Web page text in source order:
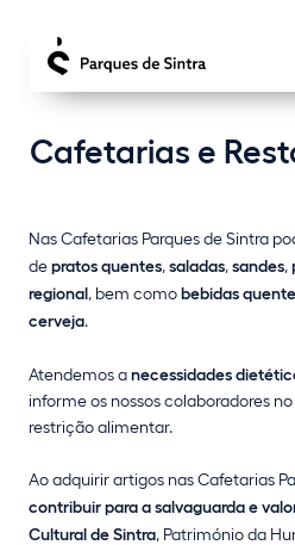
Cafetarias e
Nas Cafetarias Parques de Sintra
depratos quentes,saladas,sandes,
regional, bem comobebidas
cerveja.
Atendemos anecessidades
informe os nossos colaboradores
restrição alimentar.
Ao adquirir artigos nas Cafetarias
contribuir para a salvaguarda e
Cultural de Sintra, Património da